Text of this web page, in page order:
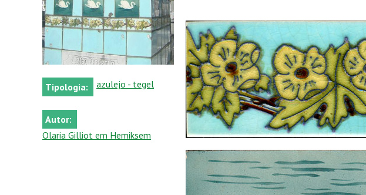
Tipologia: azulejo - tegel
Autor:
Olaria Gilliot em Hemiksem